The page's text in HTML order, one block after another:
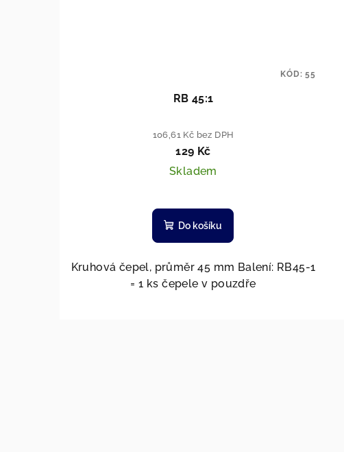
RB 45:1
106,61 Kč bez DPH
129 Kč
Skladem
Do košíku
Kruhová čepel, průměr 45 mm Balení: RB45-1
= 1 ks čepele v pouzdře
KÓD:55